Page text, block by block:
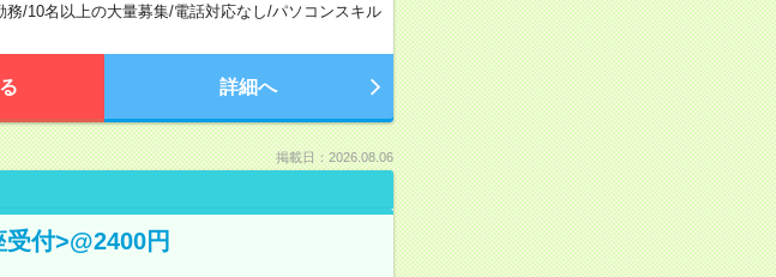
務/10名以上の大量募集/電話対応なし/パソコンスキル
詳細へ
掲載日：2026.08.06
付>@2400円